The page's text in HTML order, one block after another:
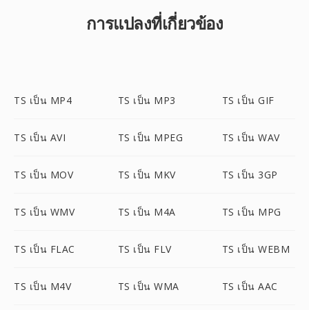
การแปลงที่เกี่ยวข้อง
TS เป็น MP4 TS เป็น MP3 TS เป็น GIF
TS เป็น AVI TS เป็น MPEG TS เป็น WAV
TS เป็น MOV TS เป็น MKV TS เป็น 3GP
TS เป็น WMV TS เป็น M4A TS เป็น MPG
TS เป็น FLAC TS เป็น FLV TS เป็น WEBM
TS เป็น M4V TS เป็น WMA TS เป็น AAC